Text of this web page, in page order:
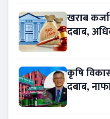
खराब
दबाब,
कृषि
दबाब,